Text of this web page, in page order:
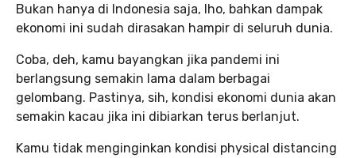
Bukan hanya di Indonesia saja, lho, bahkan dampak
ekonomi ini sudah dirasakan hampir di seluruh dunia.
Coba, deh, kamu bayangkan jika pandemi ini
berlangsung semakin lama dalam berbagai
gelombang. Pastinya, sih, kondisi ekonomi dunia akan
semakin kacau jika ini dibiarkan terus berlanjut.
Kamu tidak menginginkan kondisi physical distancing